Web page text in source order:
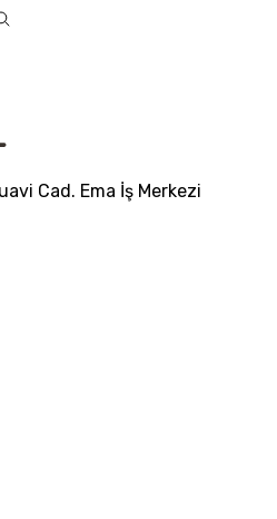
Cad. Ema İş Merkezi